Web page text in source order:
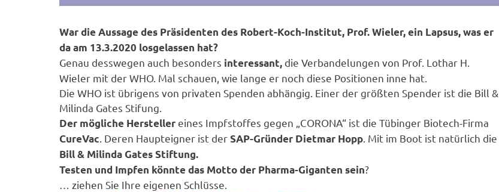
War die Aussage des Präsidenten des Robert-Koch-Institut, Prof. Wieler, ein Lapsus, was er
da am 13.3.2020 losgelassen hat?
Genau desswegen auch besonders interessant, die Verbandelungen von Prof. Lothar H.
Wieler mit der WHO. Mal schauen, wie lange er noch diese Positionen inne hat.
Die WHO ist übrigens von privaten Spenden abhängig. Einer der größten Spender ist die Bill &
Milinda Gates Stifung.
Der mögliche Hersteller eines Impfstoffes gegen „CORONA“ ist die Tübinger Biotech-Firma
CureVac . Deren Haupteigner ist derSAP-Gründer Dietmar Hopp . Mit im Boot ist natürlich die
Bill & Milinda Gates Stiftung.
Testen und Impfen könnte das Motto der Pharma-Giganten sein?
… ziehen Sie Ihre eigenen Schlüsse.